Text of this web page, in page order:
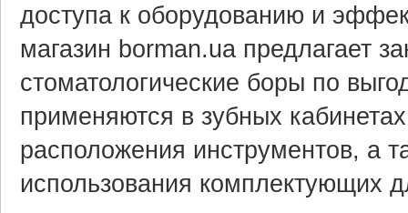
доступа к оборудованию и
магазин borman.ua предлагает
стоматологические боры по
применяются в зубных
расположения инструментов, а
использования комплектующих